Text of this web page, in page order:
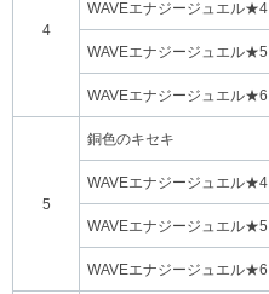
4
WAVEエナジージュエル★4
WAVEエナジージュエル★5
WAVEエナジージュエル★6
5
銅色のキセキ
WAVEエナジージュエル★4
WAVEエナジージュエル★5
WAVEエナジージュエル★6